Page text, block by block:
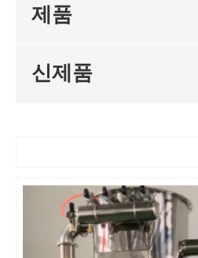
제품
신제품